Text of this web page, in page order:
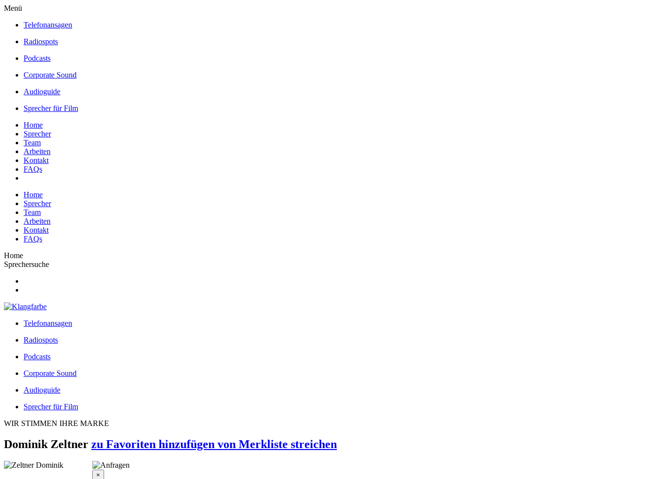
Menü
Telefonansagen
Radiospots
Podcasts
Corporate Sound
Audioguide
Sprecher für Film
Home
Sprecher
Team
Arbeiten
Kontakt
FAQs
Home
Sprecher
Team
Arbeiten
Kontakt
FAQs
Home
Sprechersuche
Telefonansagen
Radiospots
Podcasts
Corporate Sound
Audioguide
Sprecher für Film
WIR STIMMEN IHRE MARKE
Dominik Zeltner zu Favoriten hinzufügen von Merkliste streichen
×